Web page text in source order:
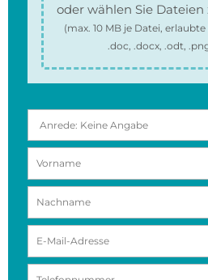
oder wählen Sie
(max. 10 MBje Datei,
.doc, .docx, .odt,